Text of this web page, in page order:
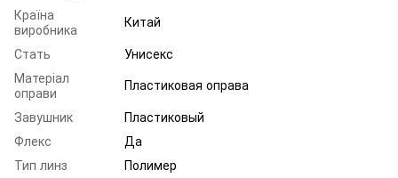
Країна
виробника
Китай
Стать
Унисекс
Матеріал
оправи
Пластиковая оправа
Завушник
Пластиковый
Флекс
Да
Тип линз
Полимер